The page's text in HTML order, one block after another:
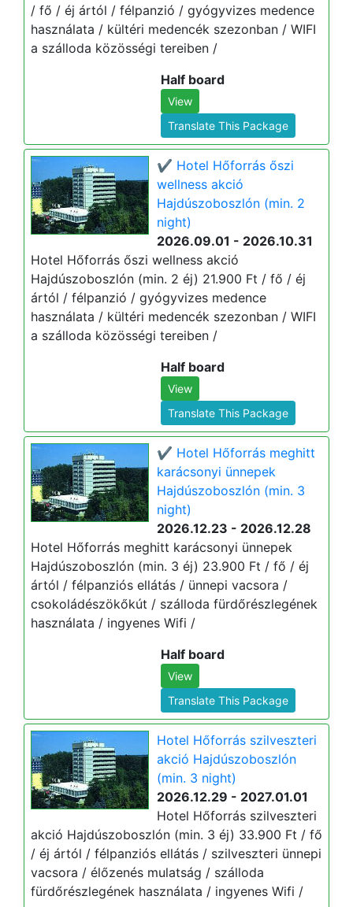
/ fő / éj ártól / félpanzió / gyógyvizes medence
használata / kültéri medencék szezonban / WIFI
a szálloda közösségi tereiben /
Half board
View
Translate This Package
✔️ Hotel Hőforrás őszi
wellness akció
Hajdúszoboszlón (min. 2
night)
2026.09.01 - 2026.10.31
Hotel Hőforrás őszi wellness akció
Hajdúszoboszlón (min. 2 éj) 21.900 Ft / fő / éj
ártól / félpanzió / gyógyvizes medence
használata / kültéri medencék szezonban / WIFI
a szálloda közösségi tereiben /
Half board
View
Translate This Package
✔️ Hotel Hőforrás meghitt
karácsonyi ünnepek
Hajdúszoboszlón (min. 3
night)
2026.12.23 - 2026.12.28
Hotel Hőforrás meghitt karácsonyi ünnepek
Hajdúszoboszlón (min. 3 éj) 23.900 Ft / fő / éj
ártól / félpanziós ellátás / ünnepi vacsora /
csokoládészökőkút / szálloda fürdőrészlegének
használata / ingyenes Wifi /
Half board
View
Translate This Package
Hotel Hőforrás szilveszteri
akció Hajdúszoboszlón
(min. 3 night)
2026.12.29 - 2027.01.01
Hotel Hőforrás szilveszteri
akció Hajdúszoboszlón (min. 3 éj) 33.900 Ft / fő
/ éj ártól / félpanziós ellátás / szilveszteri ünnepi
vacsora / élőzenés mulatság / szálloda
fürdőrészlegének használata / ingyenes Wifi /